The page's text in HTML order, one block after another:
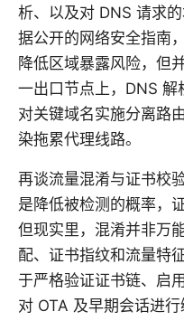
析、以及对 DNS 请求
据公开的网络安全指南
降低区域暴露风险，但
一出口节点上，DNS 解
对关键域名实施分离路
染拖累代理线路。
再谈流量混淆与证书校
是降低被检测的概率，
但现实里，混淆并非万
配、证书指纹和流量特
于严格验证证书链、启
对 OTA 及早期会话进